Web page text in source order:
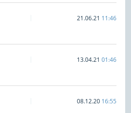
21.06.21 11:46
13.04.21 01:46
08.12.20 16:55